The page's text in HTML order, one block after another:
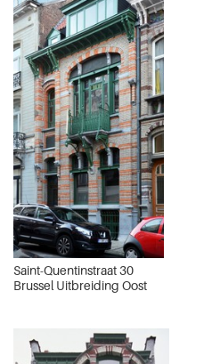
Saint-Quentinstraat 30
Brussel Uitbreiding Oost